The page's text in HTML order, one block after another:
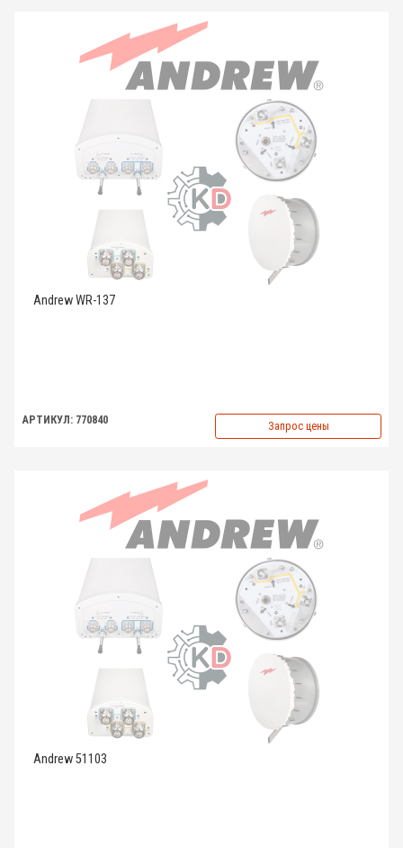
Andrew WR-137
АРТИКУЛ: 770840 Запрос цены
Andrew 51103